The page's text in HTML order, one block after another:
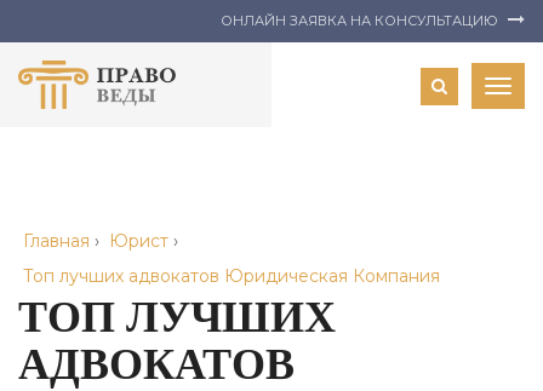
ОНЛАЙН ЗАЯВКА НА КОНСУЛЬТАЦИЮ
Главная › Юрист ›
Топ лучших адвокатов Юридическая Компания
ТОП ЛУЧШИХ
АДВОКАТОВ